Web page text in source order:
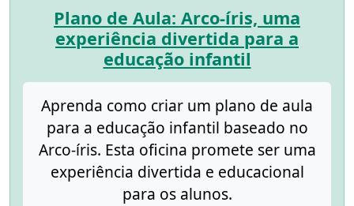
Plano de Aula: Arco-íris, uma
experiência divertida para a
educação infantil
Aprenda como criar um plano de aula
para a educação infantil baseado no
Arco-íris. Esta oficina promete ser uma
experiência divertida e educacional
para os alunos.